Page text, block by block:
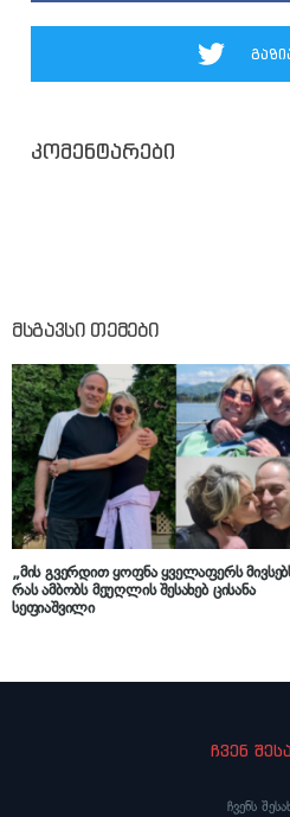
კომენტარები
მსგავსი თემები
„მის გვერდით ყოფნა ყველაფერს
რას ამბობს მეუღლის შესახებ ცისანა
სეფიაშვილი
ჩვენ
ჩვენს